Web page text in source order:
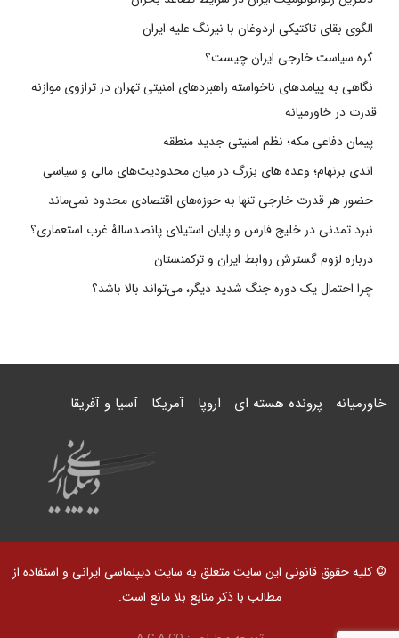
الگوی بقای تاکتیکی اردوغان با نیرنگ علیه ایران
گره سیاست خارجی ایران چیست؟
نگاهی به پیامدهای ناخواسته راهبردهای امنیتی تهران در ترازوی موازنه
قدرت در خاورمیانه
پیمان دفاعی مکه؛ نظم امنیتی جدید منطقه
اندی برنهام؛ وعده های بزرگ در میان محدودیت‌های مالی و سیاسی
حضور هر قدرت خارجی تنها به حوزه‌های اقتصادی محدود نمی‌ماند
نبرد تمدنی در خلیج فارس و پایان استیلای پانصدسالۀ غرب استعماری؟
درباره لزوم گسترش روابط ایران و ترکمنستان
چرا احتمال یک دوره جنگ شدید دیگر، می‌تواند بالا باشد؟
خاورمیانه پرونده هسته ای اروپا آمریکا آسیا و آفریقا
© کلیه حقوق قانونی این سایت متعلق به سایت دیپلماسی ایرانی و استفاده از
مطالب با ذکر منابع بلا مانع است.